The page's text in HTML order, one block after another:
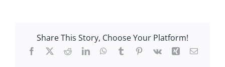
Share This Story, Choose Your Platform!
Facebook
X RedditLinkedInWhatsApp
TumblrPinterest
Vk Xing E-